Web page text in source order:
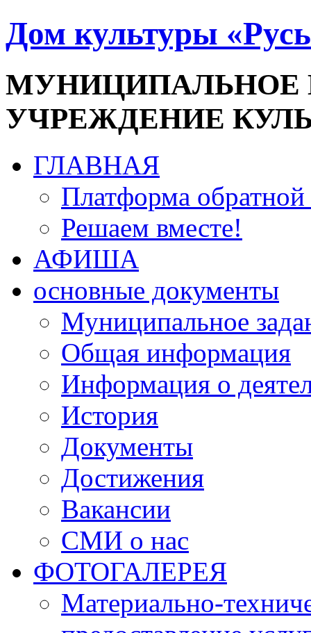
Дом культуры
УЧРЕЖДЕНИЕ
ГЛАВНАЯ
Платформа обратной
Решаем вместе!
АФИША
основные документы
Муниципальное
Общая информация
Информация о
История
Документы
Достижения
Вакансии
СМИ о нас
ФОТОГАЛЕРЕЯ
Материально-